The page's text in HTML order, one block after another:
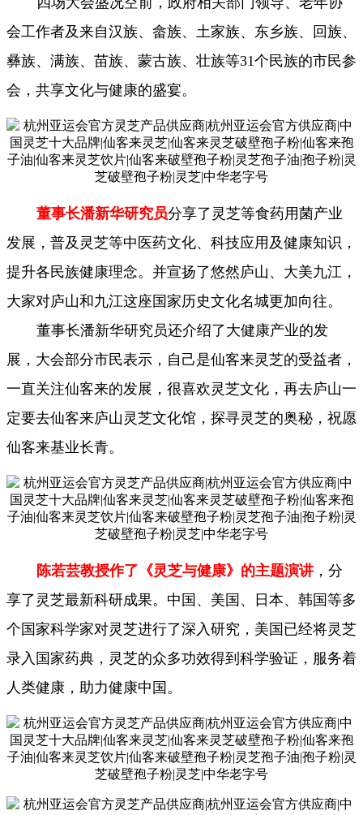
会工作者及来自汉族、畲族、土家族、东乡族、回族、
彝族、满族、苗族、蒙古族、壮族等31个民族的市民参
会，共享文化与健康的盛宴。
董事长潘新华研究员分享了灵芝等食药用菌产业
发展，普及灵芝等中医药文化、科技应用及健康知识，
提升各民族健康理念。并宣扬了悠然庐山、大美九江，
大家对庐山和九江这座国家历史文化名城更加向往。
董事长潘新华研究员还介绍了大健康产业的发
展，大会部分市民表示，自己是仙客来灵芝的受益者，
一直关注仙客来的发展，很喜欢灵芝文化，再去庐山一
定要去仙客来庐山灵芝文化馆，探寻灵芝的奥秘，祝愿
仙客来基业长青。
陈若芸教授作了《灵芝与健康》的主题演讲，分
享了灵芝最新科研成果。中国、美国、日本、韩国等多
个国家科学家对灵芝进行了深入研究，美国已经将灵芝
录入国家药典，灵芝的众多功效得到科学验证，服务着
人类健康，助力健康中国。